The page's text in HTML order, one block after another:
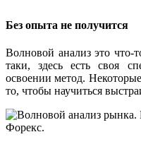
Без опыта не получится
Волновой анализ это что-
таки, здесь есть своя
освоении метод.
то, чтобы научиться